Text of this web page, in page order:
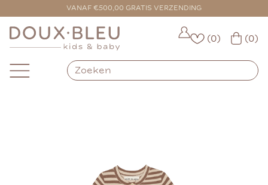
VANAF €500,00 GRATIS VERZENDING
VOOR 16:00 BESTELD = VANDAAG VERZONDEN
(0) (0)